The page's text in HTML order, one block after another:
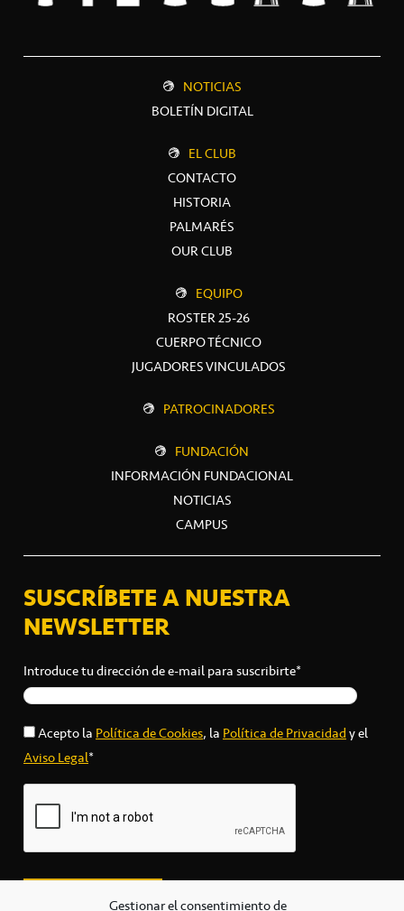
Gestionar el consentimiento de
NOTICIAS
BOLETÍN DIGITAL
EL CLUB
CONTACTO
HISTORIA
PALMARÉS
OUR CLUB
EQUIPO
ROSTER 25-26
CUERPO TÉCNICO
JUGADORES VINCULADOS
PATROCINADORES
FUNDACIÓN
INFORMACIÓN FUNDACIONAL
NOTICIAS
CAMPUS
SUSCRÍBETE A NUESTRA
NEWSLETTER
Introduce tu dirección de e-mail para suscribirte*
Acepto laPolítica de Cookies, laPolítica de Privacidady el
Aviso Legal*